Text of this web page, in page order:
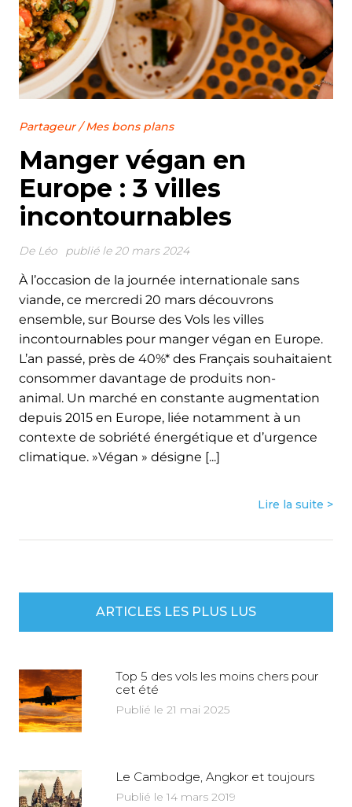
Partageur/Mes bons plans
Manger végan en
Europe : 3 villes
incontournables
De Léo publié le 20 mars 2024
À l’occasion de la journée internationale sans
viande, ce mercredi 20 mars découvrons
ensemble, sur Bourse des Vols les villes
incontournables pour manger végan en Europe.
L’an passé, près de 40%* des Français souhaitaient
consommer davantage de produits non-
animal. Un marché en constante augmentation
depuis 2015 en Europe, liée notamment à un
contexte de sobriété énergétique et d’urgence
climatique. »Végan » désigne [...]
Lire la suite >
ARTICLES LES PLUS LUS
Top 5 des vols les moins chers pour
cet été
Publié le 21 mai 2025
Le Cambodge, Angkor et toujours
Publié le 14 mars 2019